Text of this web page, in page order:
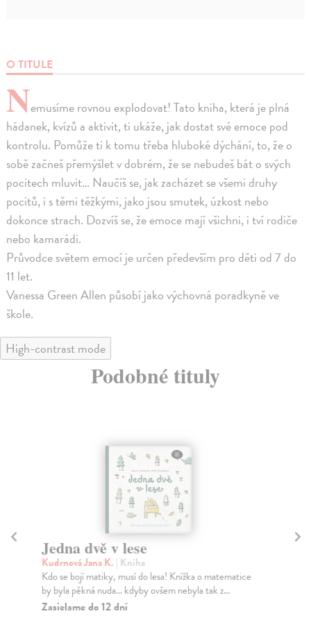
O TITULE
Nemusíme rovnou explodovat! Tato kniha, která je plná
hádanek, kvízů a aktivit, ti ukáže, jak dostat své emoce pod
kontrolu. Pomůže ti k tomu třeba hluboké dýchání, to, že o
sobě začneš přemýšlet v dobrém, že se nebudeš bát o svých
pocitech mluvit… Naučíš se, jak zacházet se všemi druhy
pocitů, i s těmi těžkými, jako jsou smutek, úzkost nebo
dokonce strach. Dozvíš se, že emoce mají všichni, i tví rodiče
nebo kamarádi.
Průvodce světem emocí je určen především pro děti od 7 do
11 let.
Vanessa Green Allen působí jako výchovná poradkyně ve
škole.
High-contrast mode
Podobné tituly
Jedna dvě v lese
Kudrnová Jana K. | Kniha
Kdo se bojí matiky, musí do lesa! Knížka o matematice
by byla pěkná nuda... kdyby ovšem nebyla tak z...
Zasielame do 12 dní